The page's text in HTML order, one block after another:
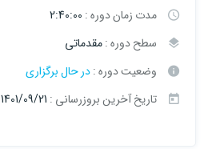
مدت زمان دوره : 2:40:00
سطح دوره :مقدماتی
وضعیت دوره :در حال برگزاری
تاریخ آخرین بروزرسانی : 1401/09/21